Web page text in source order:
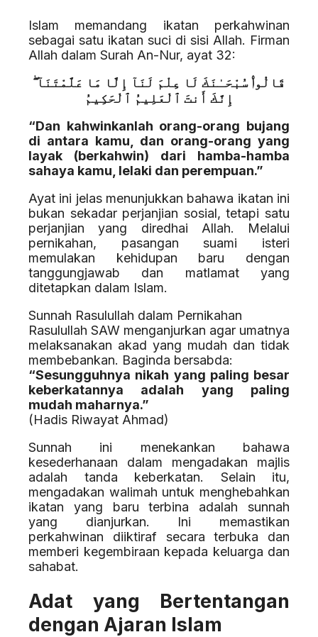
Islam memandang ikatan perkahwinan
sebagai satu ikatan suci di sisi Allah. Firman
Allah dalam Surah An-Nur, ayat 32:
قَالُوا۟ سُبْحَـٰنَكَ لَا عِلْمَ لَنَآ إِلَّا مَا عَلَّمْتَنَآ ۖ
إِنَّكَ أَنتَ ٱلْعَلِيمُ ٱلْحَكِيمُ
“Dan kahwinkanlah orang-orang bujang
di antara kamu, dan orang-orang yang
layak (berkahwin) dari hamba-hamba
sahaya kamu, lelaki dan perempuan.”
Ayat ini jelas menunjukkan bahawa ikatan ini
bukan sekadar perjanjian sosial, tetapi satu
perjanjian yang diredhai Allah. Melalui
pernikahan, pasangan suami isteri
memulakan kehidupan baru dengan
tanggungjawab dan matlamat yang
ditetapkan dalam Islam.
Sunnah Rasulullah dalam Pernikahan
Rasulullah SAW menganjurkan agar umatnya
melaksanakan akad yang mudah dan tidak
membebankan. Baginda bersabda:
“Sesungguhnya nikah yang paling besar
keberkatannya adalah yang paling
mudah maharnya.”
(Hadis Riwayat Ahmad)
Sunnah ini menekankan bahawa
kesederhanaan dalam mengadakan majlis
adalah tanda keberkatan. Selain itu,
mengadakan walimah untuk menghebahkan
ikatan yang baru terbina adalah sunnah
yang dianjurkan. Ini memastikan
perkahwinan diiktiraf secara terbuka dan
memberi kegembiraan kepada keluarga dan
sahabat.
Adat yang Bertentangan
dengan Ajaran Islam